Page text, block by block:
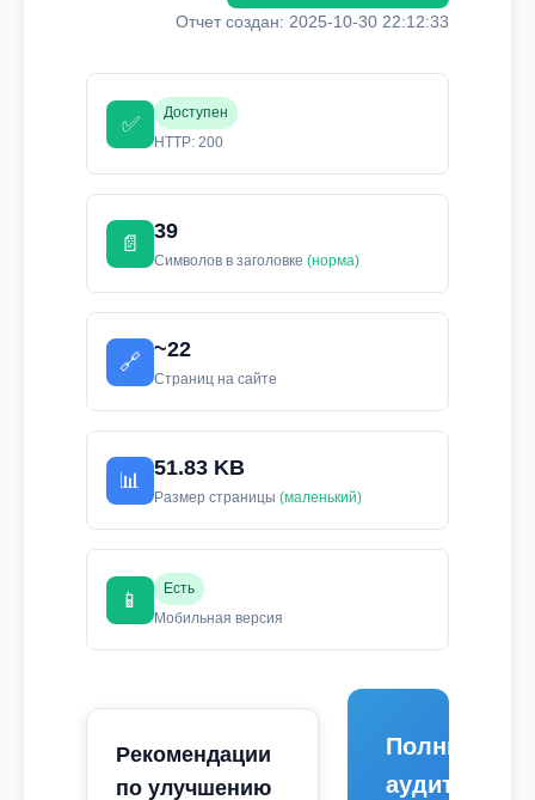
Отчет создан: 2025-10-30 22:12:33
✅
Доступен
HTTP: 200
📄
39
Символов в заголовке (норма)
🔗
~22
Страниц на сайте
📊
51.83 KB
Размер страницы (маленький)
📱
Есть
Мобильная версия
Рекомендации
по улучшению
Полный
аудит